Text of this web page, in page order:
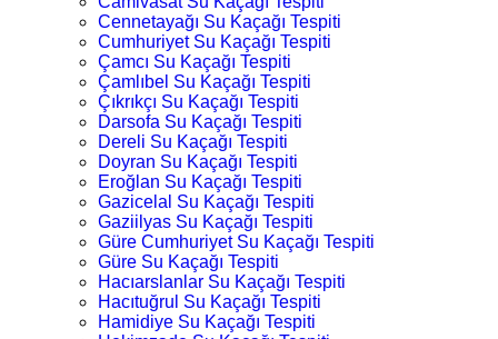
Cennetayağı Su Kaçağı Tespiti
Cumhuriyet Su Kaçağı Tespiti
Çamcı Su Kaçağı Tespiti
Çamlıbel Su Kaçağı Tespiti
Çıkrıkçı Su Kaçağı Tespiti
Darsofa Su Kaçağı Tespiti
Dereli Su Kaçağı Tespiti
Doyran Su Kaçağı Tespiti
Eroğlan Su Kaçağı Tespiti
Gazicelal Su Kaçağı Tespiti
Gaziilyas Su Kaçağı Tespiti
Güre Cumhuriyet Su Kaçağı Tespiti
Güre Su Kaçağı Tespiti
Hacıarslanlar Su Kaçağı Tespiti
Hacıtuğrul Su Kaçağı Tespiti
Hamidiye Su Kaçağı Tespiti